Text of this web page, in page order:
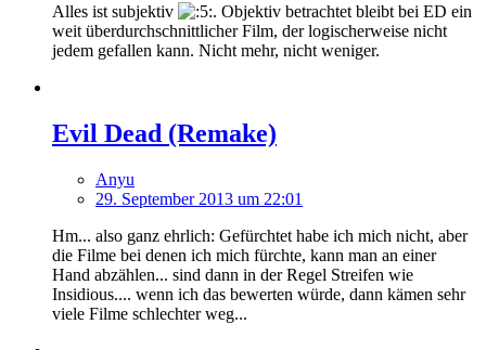
Alles ist subjektiv
. Objektiv betrachtet bleibt bei ED ein
weit überdurchschnittlicher Film, der logischerweise nicht
jedem gefallen kann. Nicht mehr, nicht weniger.
Evil Dead (Remake)
Anyu
29. September 2013 um 22:01
Hm... also ganz ehrlich: Gefürchtet habe ich mich nicht, aber
die Filme bei denen ich mich fürchte, kann man an einer
Hand abzählen... sind dann in der Regel Streifen wie
Insidious.... wenn ich das bewerten würde, dann kämen sehr
viele Filme schlechter weg...